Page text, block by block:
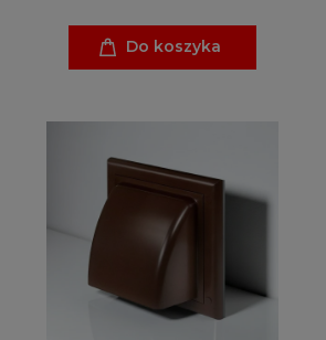
Do koszyka